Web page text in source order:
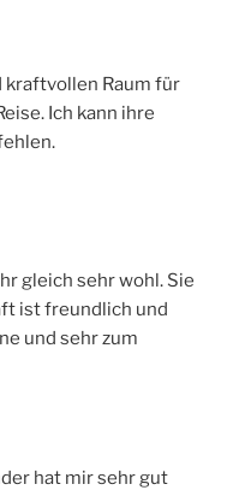
kraftvollen Raum für
Ich kann ihre
gleich sehr wohl. Sie
ist freundlich und
und sehr zum
hat mir sehr gut